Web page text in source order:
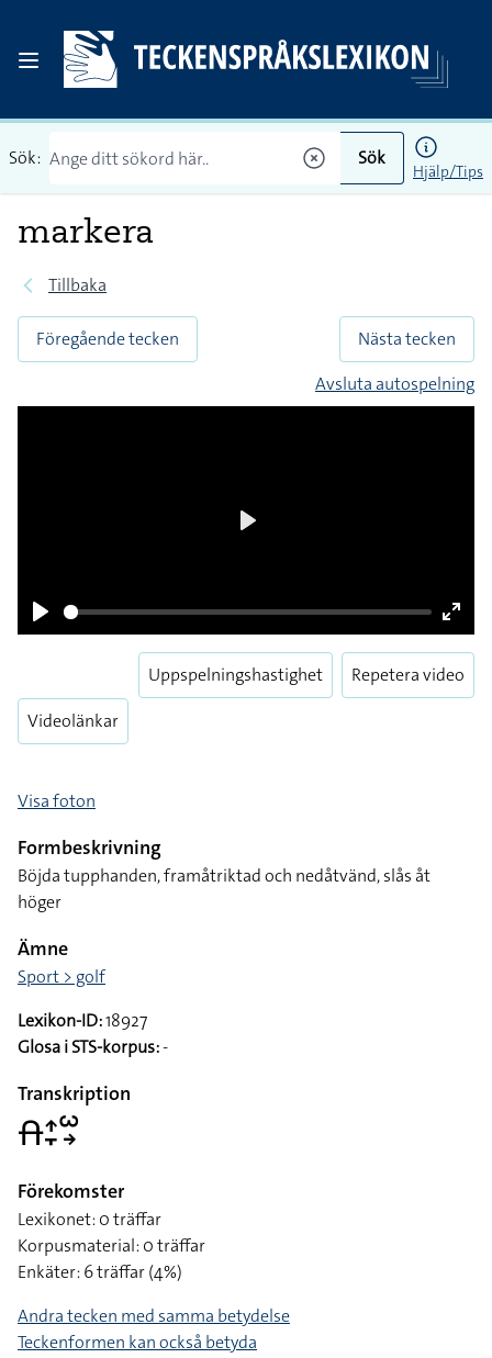
Sök: Sök
Hjälp/Tips
markera
Tillbaka
Föregående tecken
Nästa tecken
Avsluta autospelning
Enter
Videolänkar
Uppspelningshastighet Repetera video
Formbeskrivning
Böjda tupphanden, framåtriktad och nedåtvänd, slås åt
Ämne
Lexikon-ID:18927
Transkription
Förekomster
Lexikonet: 0 träffar
Korpusmaterial: 0 träffar
Andra tecken med samma betydelse